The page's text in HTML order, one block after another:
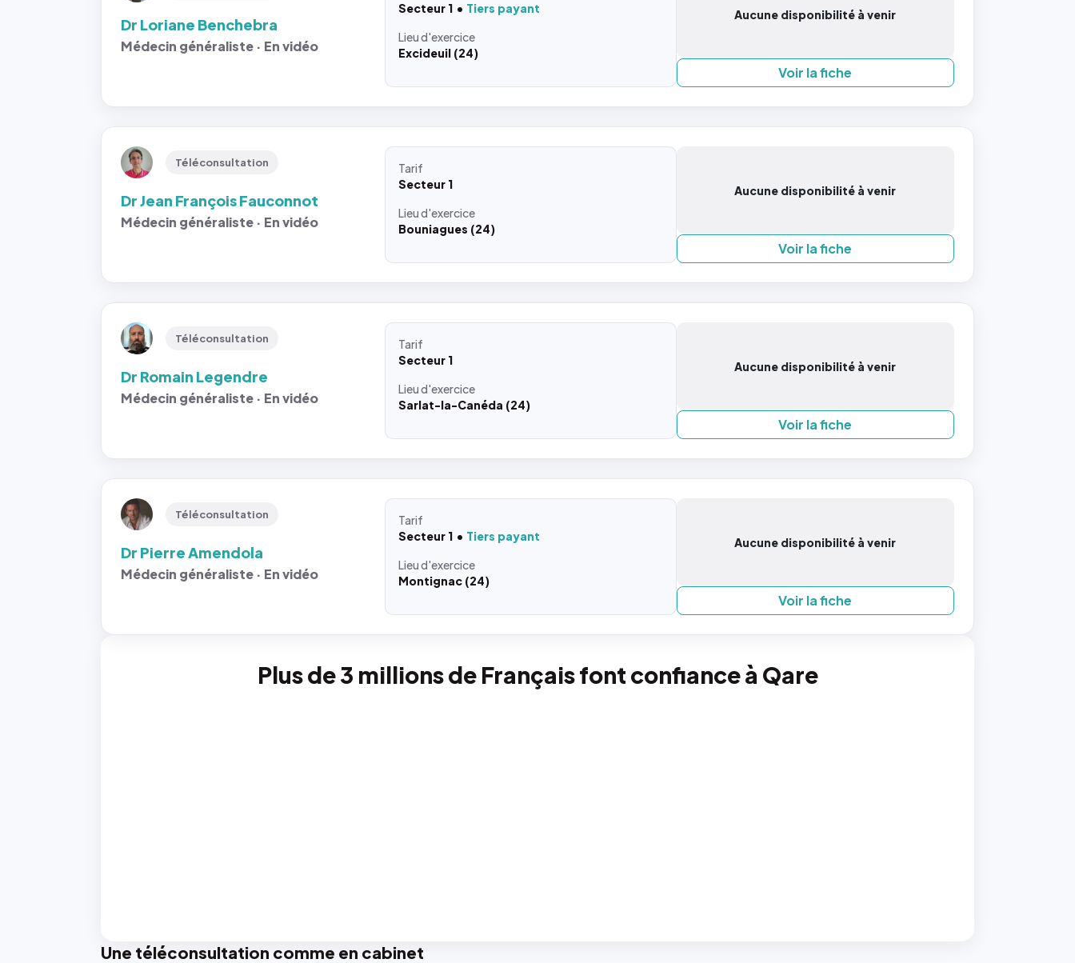
Dr Loriane Benchebra
Médecin généraliste · En vidéo
Secteur 1
Tiers payant
Lieud'exercice
Excideuil (24)
Aucune disponibilité à venir
Voir la fiche
Téléconsultation
Dr Jean François Fauconnot
Médecin généraliste · En vidéo
Tarif
Secteur 1
Lieud'exercice
Bouniagues (24)
Aucune disponibilité à venir
Voir la fiche
Téléconsultation
Dr Romain Legendre
Médecin généraliste · En vidéo
Tarif
Secteur 1
Lieud'exercice
Sarlat-la-Canéda (24)
Aucune disponibilité à venir
Voir la fiche
Téléconsultation
Dr Pierre Amendola
Médecin généraliste · En vidéo
Tarif
Secteur 1
Tiers payant
Lieud'exercice
Montignac (24)
Aucune disponibilité à venir
Voir la fiche
Plus de 3 millions de Français font confiance à Qare
Une téléconsultation comme en cabinet